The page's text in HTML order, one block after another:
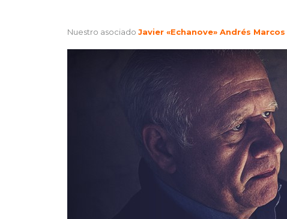
Nuestro asociado Javier «Echanove» Andrés Marcos